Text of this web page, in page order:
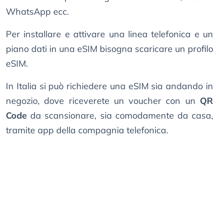
WhatsApp ecc.
Per installare e attivare una linea telefonica e un
piano dati in una eSIM bisogna scaricare un profilo
eSIM.
In Italia si può richiedere una eSIM sia andando in
negozio, dove riceverete un voucher con un QR
Code da scansionare, sia comodamente da casa,
tramite app della compagnia telefonica.